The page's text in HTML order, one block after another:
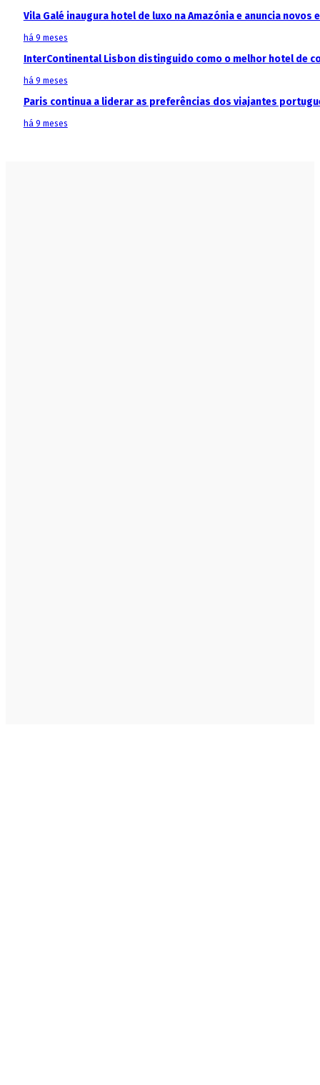
Vila Galé inaugura hotel de luxo na Amazónia e anuncia
há 9 meses
InterContinental Lisbon distinguido como o melhor hotel de
há 9 meses
Paris continua a liderar as preferências dos viajantes
há 9 meses